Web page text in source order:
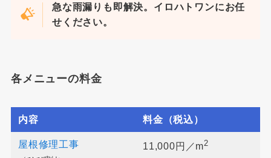
急な雨漏りも即解決。イロハトワンにお任
せください。
各メニューの料金
内容 料金（税込）
屋根修理工事 11,000円／m2